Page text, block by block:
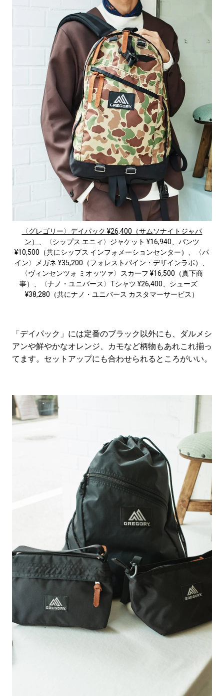
〈グレゴリー〉デイパック ¥26,400（サムソナイトジャパ
ン） 、〈シップス エニィ〉ジャケット ¥16,940、パンツ
¥10,500（共にシップス インフォメーションセンター）、〈パ
イン〉メガネ ¥35,200（フォレストパイン・デザインラボ）、
〈ヴィンセンツォ ミオッツァ〉スカーフ ¥16,500（真下商
事）、〈ナノ・ユニバース〉Tシャツ ¥26,400、シューズ
¥38,280（共にナノ・ユニバース カスタマーサービス）
「デイパック」には定番のブラック以外にも、ダルメシ
アンや鮮やかなオレンジ、カモなど柄物もあれこれ揃っ
てます。セットアップにも合わせられるところがいい。